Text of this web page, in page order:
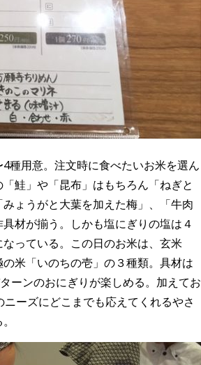
種用意。注文時に食べたいお米を選ん
鮭」や「昆布」はもちろん「ねぎと
ょうがと大葉を加えた梅」、「牛肉
材が揃う。しかも塩にぎりの塩は４
っている。この日のお米は、玄米
米「いのちの壱」の３種類。具材は
ーンのおにぎりが楽しめる。加えてお
ーズにどこまでも応えてくれるやさ